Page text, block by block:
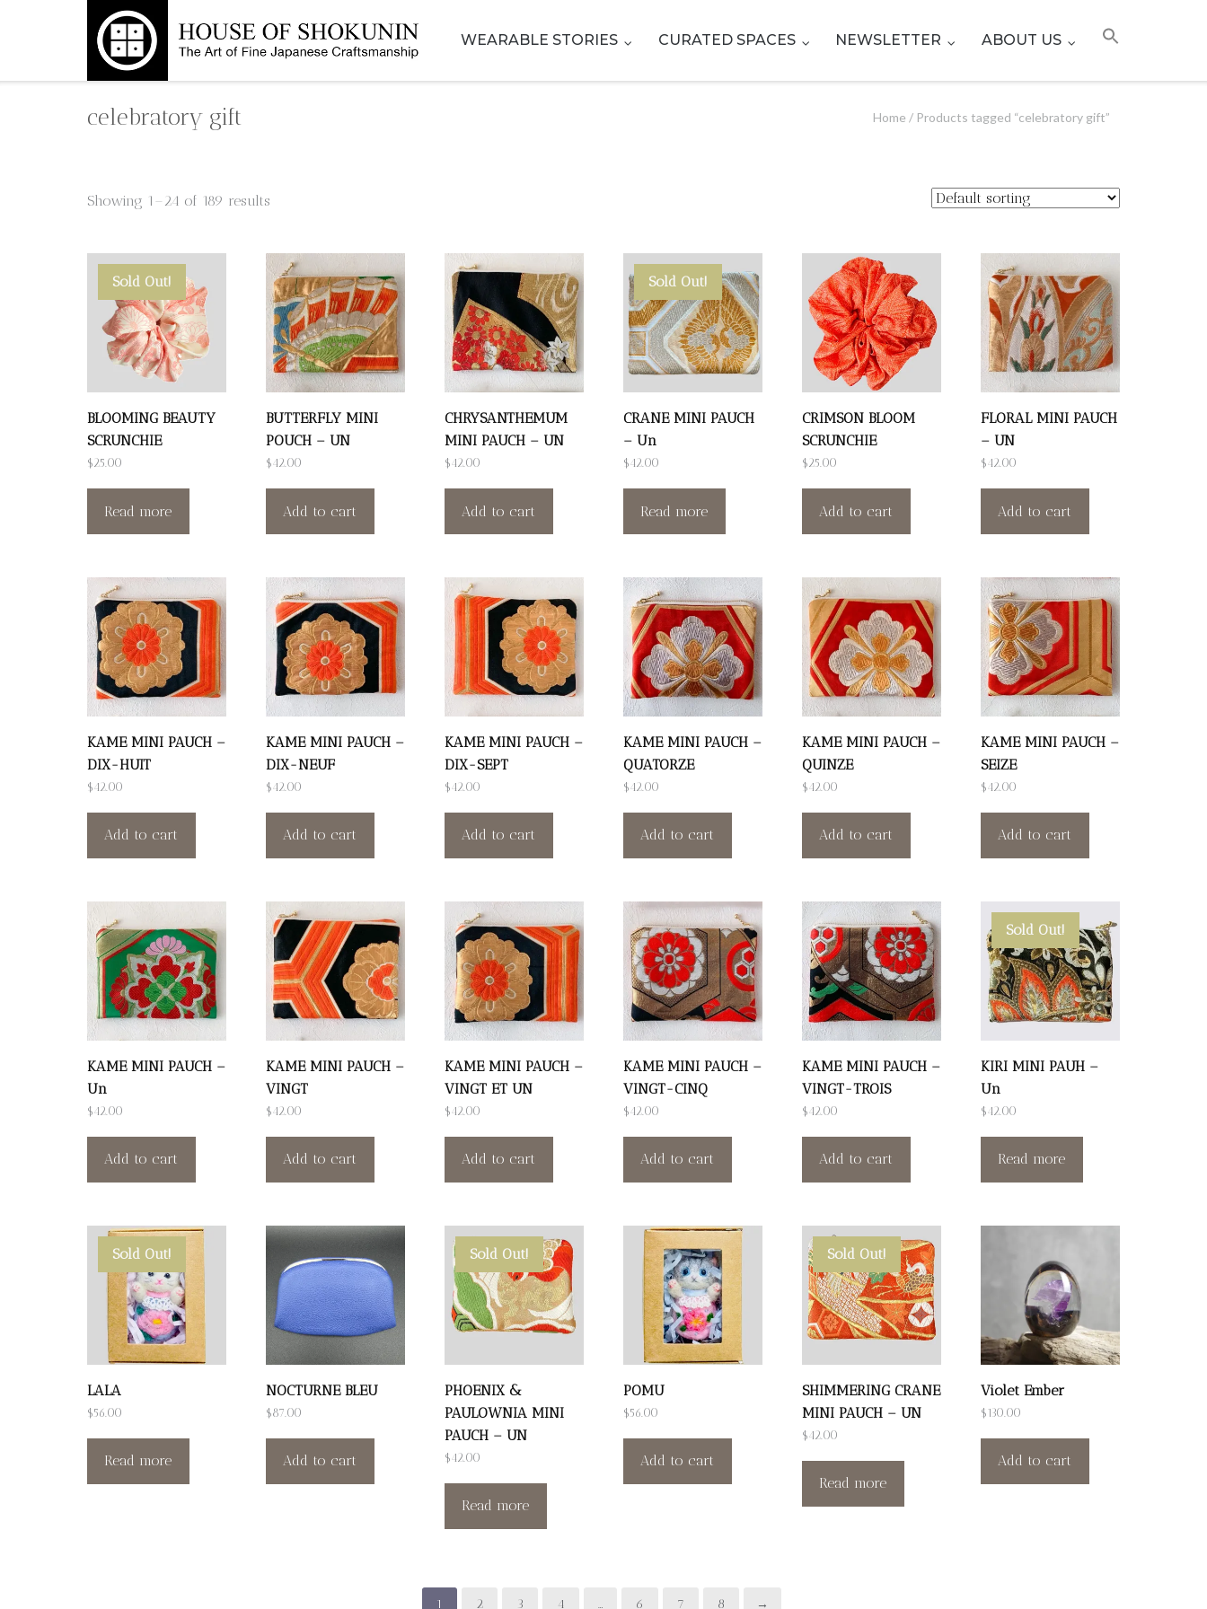
WEARABLE STORIES CURATED SPACES NEWSLETTER ABOUT US
celebratory gift Home / Products tagged “celebratory gift”
Showing 1–24 of 189 results
Sold Out!
BLOOMING BEAUTY
SCRUNCHIE
$25.00
Read more
BUTTERFLY MINI
POUCH – UN
$42.00
Add to cart
CHRYSANTHEMUM
MINI PAUCH – UN
$42.00
Add to cart
Sold Out!
CRANE MINI PAUCH
– Un
$42.00
Read more
CRIMSON BLOOM
SCRUNCHIE
$25.00
Add to cart
FLORAL MINI PAUCH
– UN
$42.00
Add to cart
KAME MINI PAUCH –
DIX-HUIT
$42.00
Add to cart
KAME MINI PAUCH –
DIX-NEUF
$42.00
Add to cart
KAME MINI PAUCH –
DIX-SEPT
$42.00
Add to cart
KAME MINI PAUCH –
QUATORZE
$42.00
Add to cart
KAME MINI PAUCH –
QUINZE
$42.00
Add to cart
KAME MINI PAUCH –
SEIZE
$42.00
Add to cart
KAME MINI PAUCH –
Un
$42.00
Add to cart
KAME MINI PAUCH –
VINGT
$42.00
Add to cart
KAME MINI PAUCH –
VINGT ET UN
$42.00
Add to cart
KAME MINI PAUCH –
VINGT-CINQ
$42.00
Add to cart
KAME MINI PAUCH –
VINGT-TROIS
$42.00
Add to cart
Sold Out!
KIRI MINI PAUH –
Un
$42.00
Read more
Sold Out!
LALA
$56.00
Read more
NOCTURNE BLEU
$87.00
Add to cart
Sold Out!
PHOENIX &
PAULOWNIA MINI
PAUCH – UN
$42.00
Read more
POMU
$56.00
Add to cart
Sold Out!
SHIMMERING CRANE
MINI PAUCH – UN
$42.00
Read more
Violet Ember
$130.00
Add to cart
1 2 3 4 … 6 7 8 →